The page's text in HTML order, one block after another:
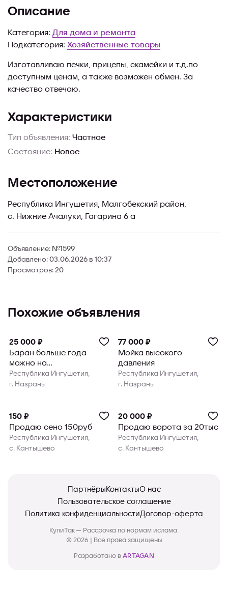
Описание
Категория: Для дома и ремонта
Подкатегория: Хозяйственные товары
Изготавливаю печки, прицепы, скамейки и т.д.по
доступным ценам, а также возможен обмен. За
качество отвечаю.
Характеристики
Тип объявления: Частное
Состояние: Новое
Местоположение
Республика Ингушетия, Малгобекский район,
с. Нижние Ачалуки, Гагарина 6 а
Объявление: №1599
Добавлено: 03.06.2026 в 10:37
Просмотров: 20
Похожие объявления
25 000 ₽
Баран больше года
можно на
хьакъат,25000₽ торг
Республика Ингушетия,
г. Назрань
77 000 ₽
Мойка высокого
давления
Республика Ингушетия,
г. Назрань
150 ₽
Продаю сено 150руб
Республика Ингушетия,
с. Кантышево
20 000 ₽
Продаю ворота за 20тыс
Республика Ингушетия,
с. Кантышево
ПартнёрыКонтактыО нас
Пользовательское соглашение
Политика конфиденциальностиДоговор-оферта
КупиТак — Рассрочка по нормам ислама.
© 2026 | Все права защищены
Разработано в ARTAGAN